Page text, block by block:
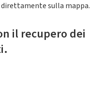
sulla mappa.
il recupero dei